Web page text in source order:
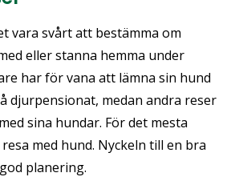
vara svårt att bestämma om
eller stanna hemma under
har för vana att lämna sin hund
djurpensionat, medan andra reser
sina hundar. För det mesta
med hund. Nyckeln till en bra
planering.